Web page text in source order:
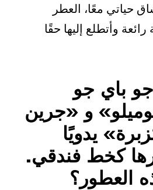
حياتي معًا، العطر
وأتطلع إليها حقًا
باي جو
و «جرين
يدويًا
كخط فندقي.
العطور؟